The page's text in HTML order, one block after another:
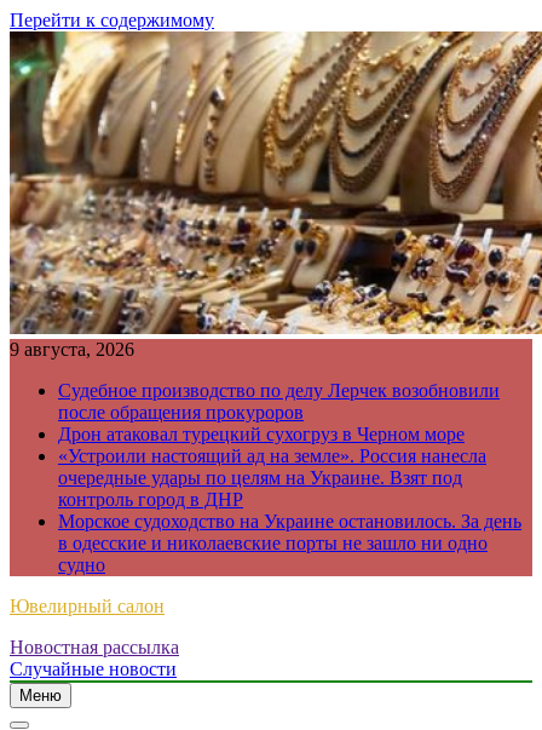
Перейти к содержимому
9 августа, 2026
Судебное производство по делу Лерчек возобновили
после обращения прокуроров
Дрон атаковал турецкий сухогруз в Черном море
«Устроили настоящий ад на земле». Россия нанесла
очередные удары по целям на Украине. Взят под
контроль город в ДНР
Морское судоходство на Украине остановилось. За день
в одесские и николаевские порты не зашло ни одно
судно
Ювелирный салон
Новостная рассылка
Случайные новости
Меню